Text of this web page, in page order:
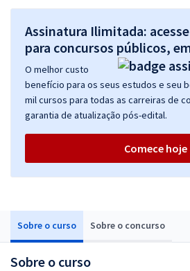
Sobre o curso Sobre o concurso
Sobre o curso
Assinatura Ilimitada:
para concursos públicos,
O melhor custo
benefício para os seus estudos e seu
mil cursos para todas as carreiras de
garantia de atualização pós-edital.
Comece hoje